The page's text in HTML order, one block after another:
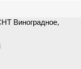
Виноградное,